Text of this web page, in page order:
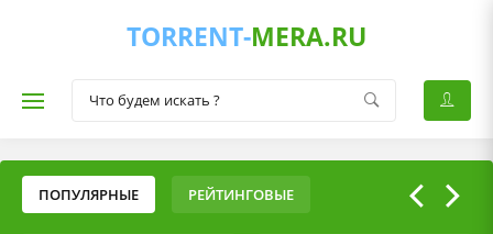
TORRENT-MERA.RU
ПОПУЛЯРНЫЕ РЕЙТИНГОВЫЕ